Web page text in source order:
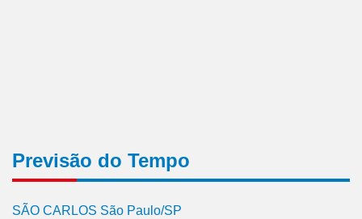
Previsão do Tempo
SÃO CARLOS São Paulo/SP